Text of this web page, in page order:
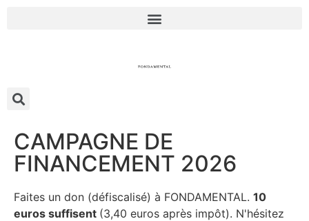
CAMPAGNE DE
FINANCEMENT 2026
Faites un don (défiscalisé) à FONDAMENTAL. 10
euros suffisent (3,40 euros après impôt). N'hésitez